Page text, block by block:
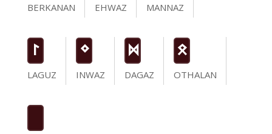
BERKANAN
EHWAZ
MANNAZ
L
LAGUZ
N
INWAZ
D
DAGAZ
O
OTHALAN